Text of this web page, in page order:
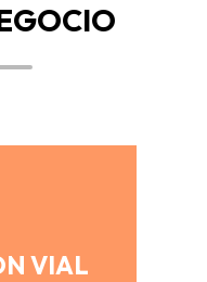
VIAL